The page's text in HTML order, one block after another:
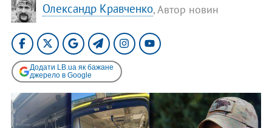
Олександр Кравченко, Автор новин
Додати LB.ua як бажане
джерело в Google